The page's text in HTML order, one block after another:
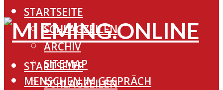
STARTSEITE
SCHLAGZEILEN
ARCHIV
SITEMAP
MENSCHEN IM GESPRÄCH
STARTSEITE
SCHLAGZEILEN